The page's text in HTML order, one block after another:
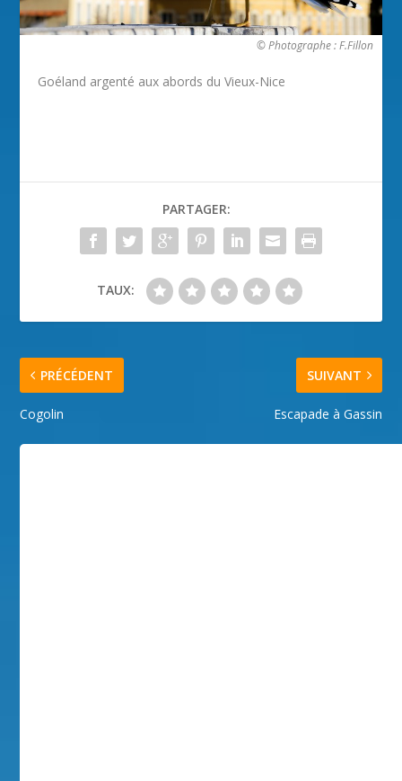
© Photographe : F.Fillon
Goéland argenté aux abords du Vieux-Nice
PARTAGER:
TAUX:
PRÉCÉDENT
Cogolin
SUIVANT
Escapade à Gassin